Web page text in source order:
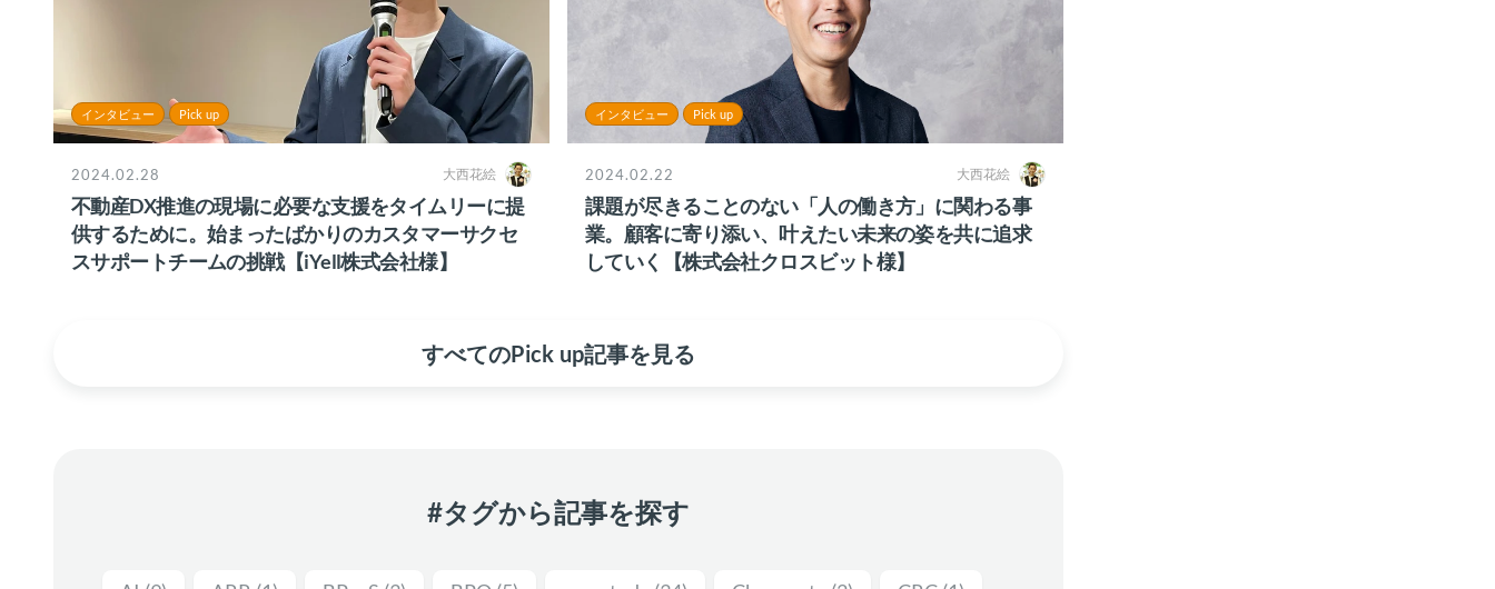
インタビュー Pick up
2024.02.28 大西花絵
不動産DX推進の現場に必要な支援をタイムリーに提
供するために。始まったばかりのカスタマーサクセ
スサポートチームの挑戦【iYell株式会社様】
インタビュー Pick up
2024.02.22 大西花絵
課題が尽きることのない「人の働き方」に関わる事
業。顧客に寄り添い、叶えたい未来の姿を共に追求
していく【株式会社クロスビット様】
すべてのPick up記事を見る
#タグから記事を探す